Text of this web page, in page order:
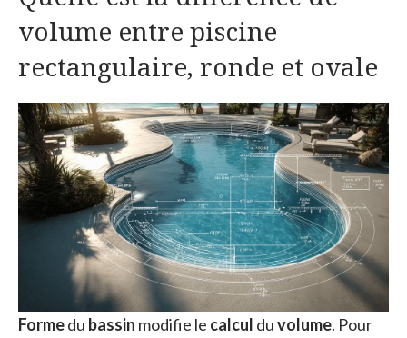
volume entre piscine
rectangulaire, ronde et ovale
Formedu bassin modifie le calcul duvolume. Pour